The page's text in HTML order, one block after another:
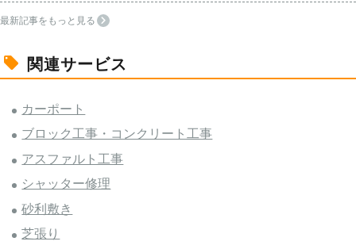
最新記事をもっと見る
関連サービス
カーポート
ブロック工事・コンクリート工事
アスファルト工事
シャッター修理
砂利敷き
芝張り